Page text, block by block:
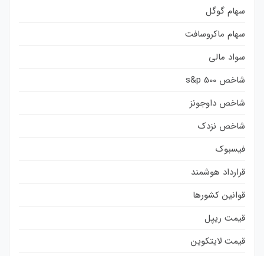
سهام گوگل
سهام ماکروسافت
سواد مالی
شاخص s&p 500
شاخص داوجونز
شاخص نزدک
فیسبوک
قرارداد هوشمند
قوانین کشورها
قیمت ریپل
قیمت لایتکوین